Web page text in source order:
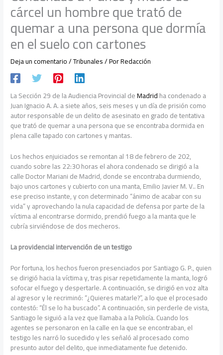
cárcel un hombre que trató de
quemar a una persona que dormía
en el suelo con cartones
Deja un comentario/Tribunales/ PorRedacción
La Sección 29 de la Audiencia Provincial deMadridha condenado a
Juan Ignacio A. A. a siete años, seis meses y un día de prisión como
autor responsable de un delito de asesinato en grado de tentativa
que trató de quemar a una persona que se encontraba dormida en
plena calle tapado con cartones y mantas.
Los hechos enjuiciados se remontan al 18 de febrero de 202,
cuando sobre las 22:30 horas el ahora condenado se dirigió a la
calle Doctor Mariani de Madrid, donde se encontraba durmiendo,
bajo unos cartones y cubierto con una manta, Emilio Javier M. V.. En
ese preciso instante, y con determinado “ánimo de acabar con su
vida” y aprovechando la nula capacidad de defensa por parte de la
víctima al encontrarse dormido, prendió fuego a la manta que le
cubría sirviéndose de dos mecheros.
La providencial intervención de un testigo
Por fortuna, los hechos fueron presenciados por Santiago G. P., quien
se dirigió hacia la víctima y, tras pisar repetidamente la manta, logró
sofocar el fuego y despertarle. A continuación, se dirigió en voz alta
al agresor y le recriminó: “¿Quieres matarle?”, a lo que el procesado
contestó: “Él se lo ha buscado”. A continuación, sin perderle de vista,
Santiago le siguió a la vez que llamaba a la Policía. Cuando los
agentes se personaron en la calle en la que se encontraban, el
testigo les narró lo sucedido y les señaló al procesado como
presunto autor del delito, que inmediatamente fue detenido.